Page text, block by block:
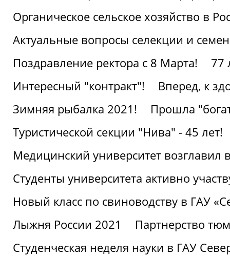
Органическое сельское хозяйство в
Актуальные вопросы селекции и
Поздравление ректора с 8 Марта!
77
Интересный "контракт"!
Вперед, к
Зимняя рыбалка 2021!
Прошла
Туристической секции "Нива" - 45 лет!
Медицинский университет возглавил
Студенты университета активно
Новый класс по свиноводству в ГАУ
Лыжня России 2021
Партнерство
Студенческая неделя науки в ГАУ